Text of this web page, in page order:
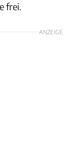
frei.
ANZEIGE